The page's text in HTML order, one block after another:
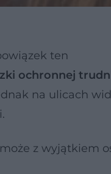
ten
ochronnej
na ulicach
z wyjątkiem